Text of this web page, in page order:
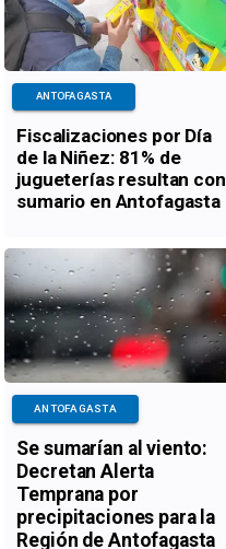
Fiscalizaciones por Día
de la Niñez: 81% de
jugueterías resultan con
sumario en Antofagasta
ANTOFAGASTA
Se sumarían al viento:
Decretan Alerta
Temprana por
precipitaciones para la
Región de Antofagasta
ANTOFAGASTA